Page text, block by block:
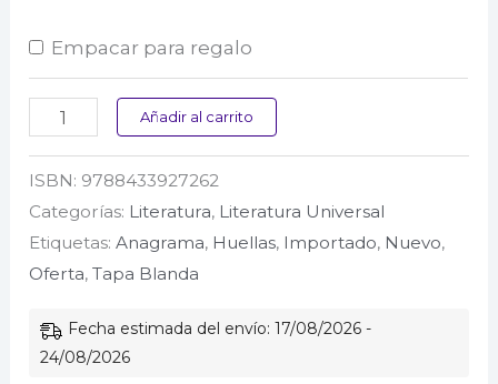
Empacar para regalo
Brujeria
Añadir al carrito
ISBN: 9788433927262
Categorías: Literatura, Literatura Universal
Etiquetas:Anagrama, Huellas, Importado, Nuevo,
Oferta,Tapa Blanda
Fecha estimada del envío: 17/08/2026 -
24/08/2026